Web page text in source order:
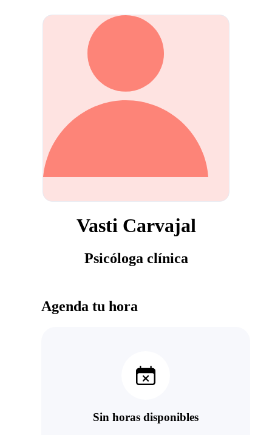
Vasti Carvajal
Psicóloga clínica
Agenda tu hora
Sin horas disponibles